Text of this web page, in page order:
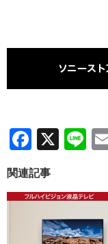
F
c
e
b
X
Li
関連記事